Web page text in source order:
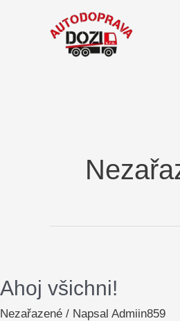
Ahoj všichni!
Nezařazené / Napsal Admiin859